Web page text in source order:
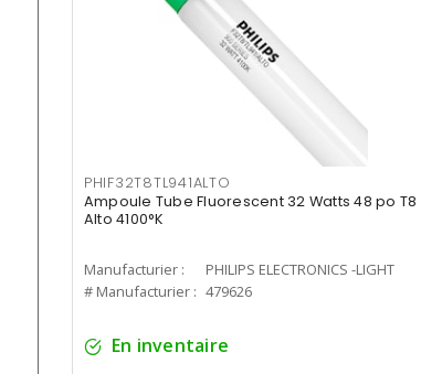
PHIF32T8TL941ALTO
Ampoule Tube Fluorescent 32 Watts 48 po T8
Alto 4100°K
Manufacturier :
PHILIPS ELECTRONICS -LIGHT
# Manufacturier : 479626
En inventaire